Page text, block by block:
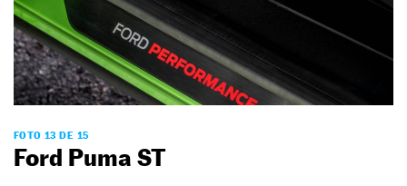
FOTO 13 DE 15
Ford Puma ST